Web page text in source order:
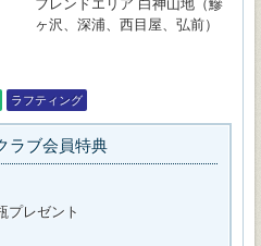
フレンドエリア 白神山地（鰺
ヶ沢、深浦、西目屋、弘前）
ラフティング
ラブ会員特典
プレゼント